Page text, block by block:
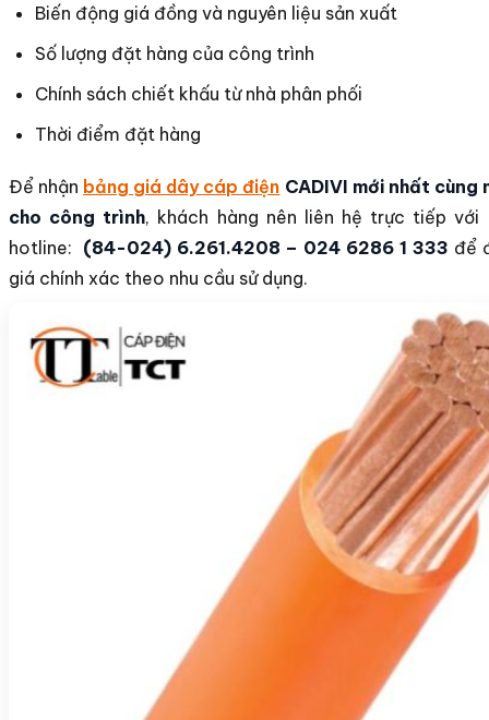
Biến động giá đồng và nguyên liệu sản xuất
Số lượng đặt hàng của công trình
Chính sách chiết khấu từ nhà phân phối
Thời điểm đặt hàng
Để nhận bảng giá dây cáp điện CADIVI mới nhất
cho công trình, khách hàng nên liên hệ trực tiếp với
hotline: (84-024) 6.261.4208 – 024 6286 1 333 để
giá chính xác theo nhu cầu sử dụng.